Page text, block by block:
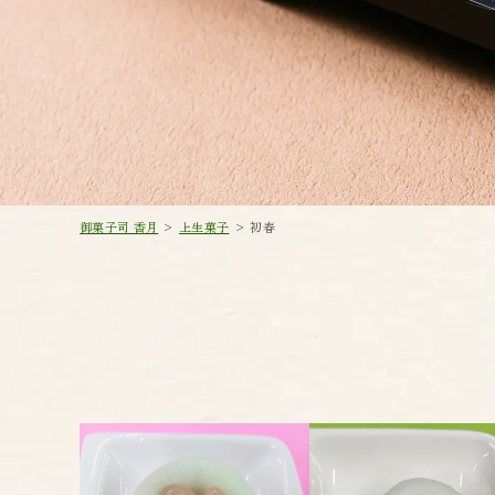
御菓子司 香月 > 上生菓子 >初春